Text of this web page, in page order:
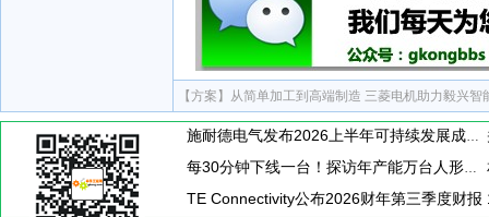
【方案】 从简单加工到高端制造 三菱电机助力毅兴智
施耐德电气发布2026上半年可持续发展成绩单 "Impact 2030"路线图开局稳健
每30分钟下线一台！探访年产能万台人形机器人工厂
TE Connectivity公布2026财年第三季度财报